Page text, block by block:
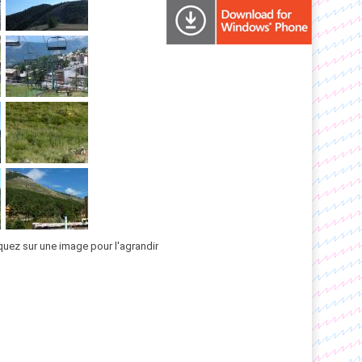
sur une image pour l'agrandir